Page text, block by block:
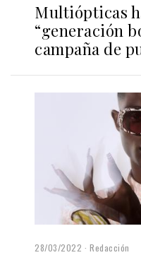
Multiópticas
“generación
campaña de
28/03/2022 Redacción